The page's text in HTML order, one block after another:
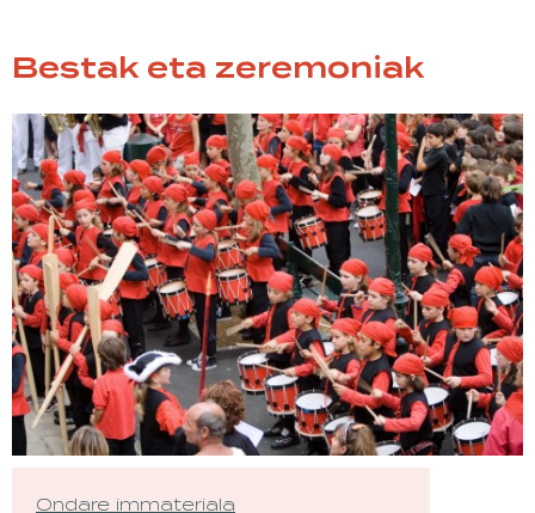
Bestak eta zeremoniak
Ondare immateriala